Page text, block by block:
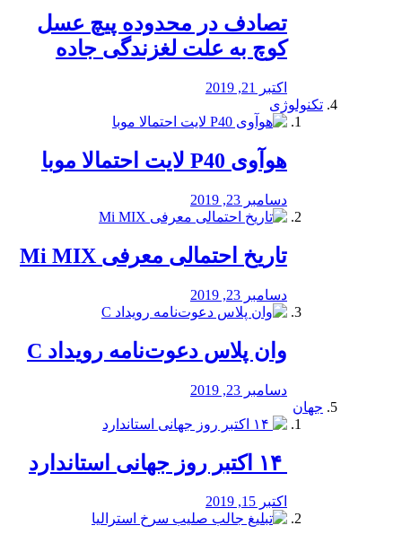
تصادف در محدوده پیچ عسل
کوچ به علت لغزندگی جاده
اکتبر 21, 2019
تکنولوژی
هوآوی P40 لایت احتمالا موبا
دسامبر 23, 2019
تاریخ احتمالی معرفی Mi MIX
دسامبر 23, 2019
وان پلاس دعوت‌نامه رویداد C
دسامبر 23, 2019
جهان
اکتبر 15, 2019